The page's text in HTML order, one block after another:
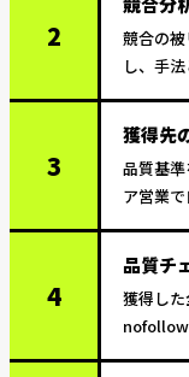
2
競合の
し、手
3
獲得先
品質基
ア営業で
4
品質チ
獲得した
nofollow